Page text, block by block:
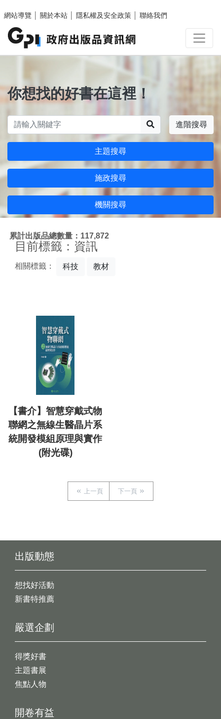
網站導覽
關於本站 隱私權及安全政策 聯絡我們
你想找的好書在這裡！
進階搜尋
主題搜尋
施政搜尋
機關搜尋
累計出版品總數量：117,872
目前標籤：資訊
相關標籤： 科技 教材
【書介】智慧穿戴式物
聯網之無線生醫晶片系
統開發模組原理與實作
(附光碟)
上一頁 下一頁
出版動態
想找好活動
新書特推薦
開卷有益
嚴選企劃
得獎好書
主題書展
焦點人物